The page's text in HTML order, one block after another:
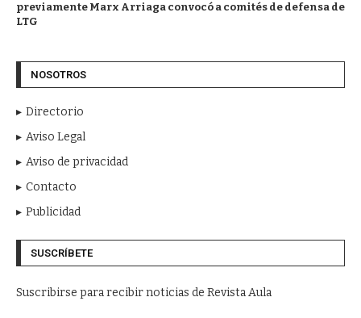
previamente Marx Arriaga convocó a comités de defensa de
LTG
NOSOTROS
Directorio
Aviso Legal
Aviso de privacidad
Contacto
Publicidad
SUSCRÍBETE
Suscribirse para recibir noticias de Revista Aula